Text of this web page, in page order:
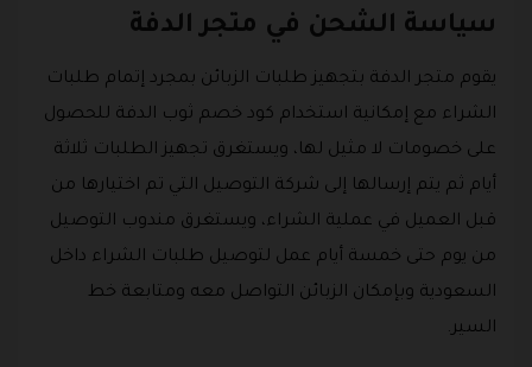
سياسة الشحن في متجر الدفة
يقوم متجر الدفة بتجهيز طلبات الزبائن بمجرد إتمام طلبات
الشراء مع إمكانية استخدام كود خصم ثوب الدفة للحصول
على خصومات لا مثيل لها، ويستغرق تجهيز الطلبات ثلاثة
أيام ثم يتم إرسالها إلى شركة التوصيل التي تم اختيارها من
قبل العميل في عملية الشراء، ويستغرق مندوب التوصيل
من يوم حتى خمسة أيام عمل لتوصيل طلبات الشراء داخل
السعودية وبإمكان الزبائن التواصل معه ومتابعة خط
السير.